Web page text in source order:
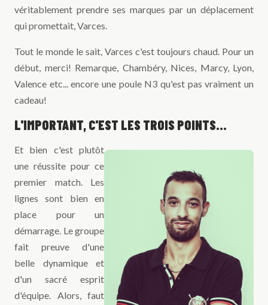
véritablement prendre ses marques par un déplacement
qui promettait, Varces.
Tout le monde le sait, Varces c'est toujours chaud. Pour un
début, merci! Remarque, Chambéry, Nices, Marcy, Lyon,
Valence etc... encore une poule N3 qu'est pas vraiment un
cadeau!
L'IMPORTANT, C'EST LES TROIS POINTS...
Et bien c'est plutôt
une réussite pour ce
premier match. Les
lignes sont bien en
place pour un
démarrage. Le groupe
fait preuve d'une
belle dynamique et
d'un sacré esprit
d'équipe. Alors, faut